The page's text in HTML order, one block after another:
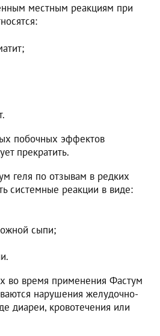
местным реакциям при
побочных эффектов
прекратить.
геля по отзывам в редких
системные реакции в виде:
сыпи;
во время применения Фастум
нарушения желудочно-
диареи, кровотечения или